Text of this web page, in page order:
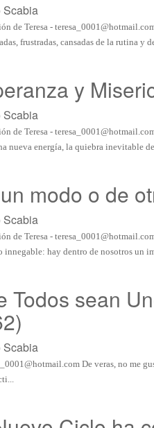
Scabia
de Teresa -
frustradas, cansadas de la rutina y
y
Scabia
de Teresa -
nueva energía, la quiebra inevitable
modo o de
Scabia
de Teresa -
innegable: hay dentro de nosotros un
Todos sean
Scabia
De veras, no me